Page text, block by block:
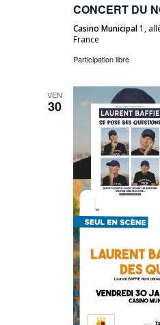
CONCERT DU
Casino Municipal 1,
France
Participation libre
VEN
30